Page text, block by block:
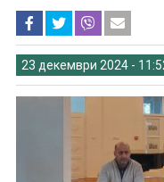
23 декември 2024 -